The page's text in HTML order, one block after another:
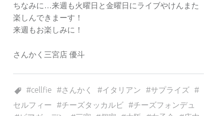
ちなみに…来週も火曜日と金曜日にライブやけんまた
楽しんできまーす！
来週もお楽しみに！
さんかく三宮店 優斗
cellfie
さんかく イタリアン
サプライズ
セルフィー
チーズタッカルビ
チーズフォンデュ